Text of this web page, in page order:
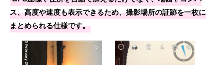
ス、高度や速度も表示できるため、撮影場所の証跡を一枚に
まとめられる仕様です。